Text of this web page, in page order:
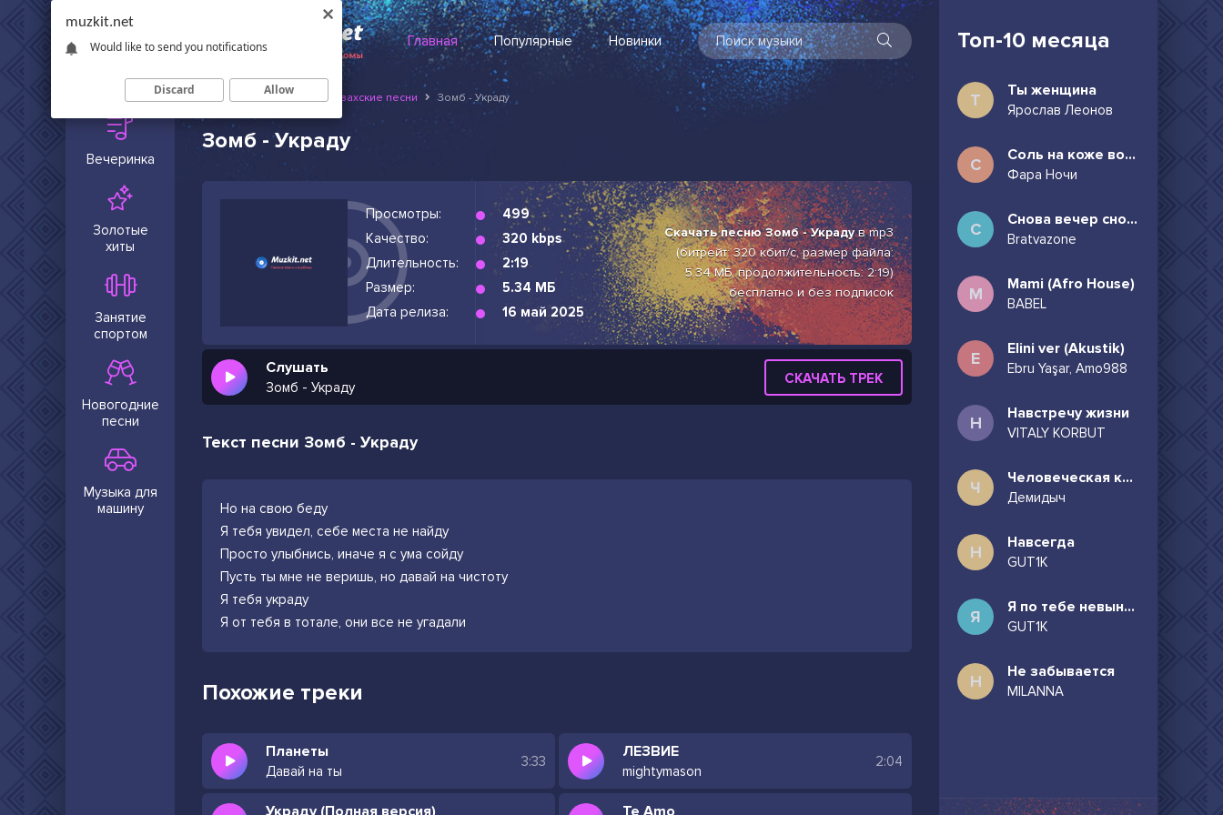
Главная Популярные
Новинки
Вечеринка
Золотые
хиты
Занятие
спортом
Новогодние
песни
Музыка для
машину
Muzkit.net Русские и казахские песни Зомб - Украду
Зомб - Украду
Просмотры:
499
Качество:
320 kbps
Длительность:
2:19
Размер:
5.34 МБ
Дата релиза:
16 май 2025
Скачать песню Зомб - Украдув mp3
(битрейт: 320 кбит/с, размер файла:
5.34 МБ, продолжительность: 2:19)
бесплатно и без подписок
Слушать
Зомб - Украду
СКАЧАТЬ ТРЕК
Текст песни Зомб - Украду
Но на свою беду
Я тебя увидел, себе места не найду
Просто улыбнись, иначе я с ума сойду
Пусть ты мне не веришь, но давай на чистоту
Я тебя украду
Я от тебя в тотале, они все не угадали
Похожие треки
Планеты
Давай на ты
3:33
ЛЕЗВИЕ
mightymason
2:04
Украду (Полная версия) Te Amo
Топ-10 месяца
Т Ты женщина
Ярослав Леонов
С Соль на коже волосы в пучок
Фара Ночи
С Снова вечер снова дождь может всё таки придёшь
Bratvazone
M Mami (Afro House)
BABEL
E Elini ver (Akustik)
Ebru Yaşar, Amo988
Н Навстречу жизни
VITALY KORBUT
Ч Человеческая комедия
Демидыч
Н Навсегда
GUT1K
Я Я по тебе невыносимо скучаю
GUT1K
Н Не забывается
MILANNA
muzkit.net
Would like to send you notifications
Discard Allow